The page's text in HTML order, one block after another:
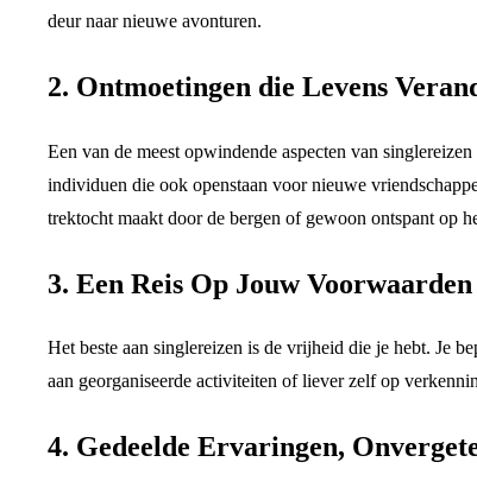
deur naar nieuwe avonturen.
2. Ontmoetingen die Levens
Een van de meest opwindende aspecten van
individuen die ook openstaan voor nieuwe
trektocht maakt door de bergen of gewoon ontspant op
3. Een Reis Op Jouw Voorwaarden
Het beste aan singlereizen is de vrijheid die je hebt. Je
aan georganiseerde activiteiten of liever zelf op
4. Gedeelde Ervaringen,